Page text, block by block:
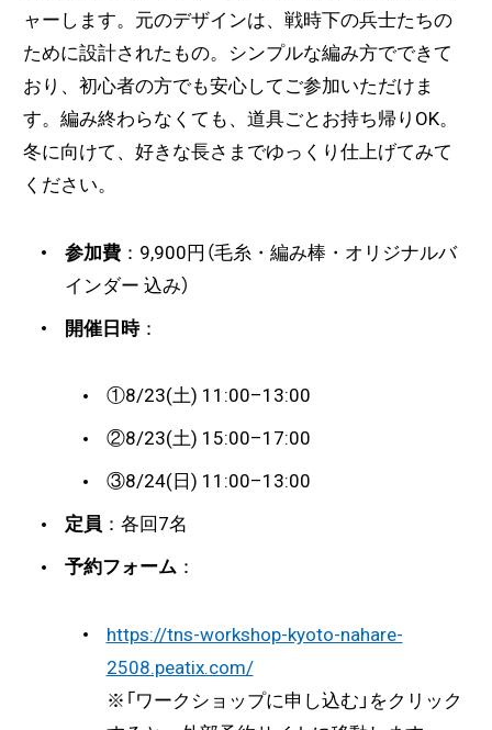
ャーします。元のデザインは、戦時下の兵士たちの
ために設計されたもの。シンプルな編み方でできて
おり、初心者の方でも安心してご参加いただけま
す。編み終わらなくても、道具ごとお持ち帰りOK。
冬に向けて、好きな長さまでゆっくり仕上げてみて
ください。
参加費：9,900円（毛糸・編み棒・オリジナルバ
インダー 込み）
開催日時：
①8/23(土) 11:00–13:00
②8/23(土) 15:00–17:00
③8/24(日) 11:00–13:00
定員 ：各回7名
予約フォーム：
https://tns-workshop-kyoto-nahare-
2508.peatix.com/
※「ワークショップに申し込む」をクリック